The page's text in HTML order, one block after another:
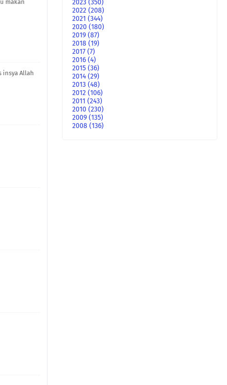
makan
Allah
2023 (350)
2022 (208)
2021 (344)
2020 (180)
2019 (87)
2018 (19)
2017 (7)
2016 (4)
2015 (36)
2014 (29)
2013 (48)
2012 (106)
2011 (243)
2010 (230)
2009 (135)
2008 (136)